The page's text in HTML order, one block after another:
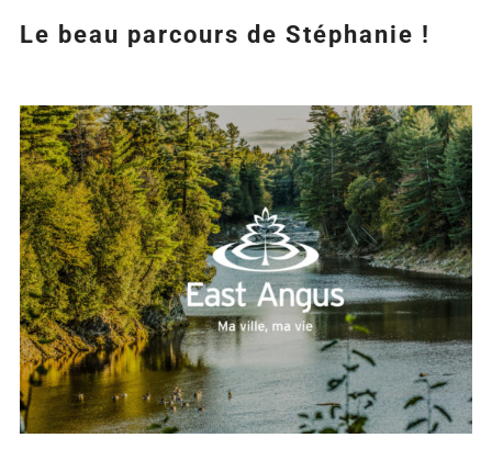
Le beau parcours de Stéphanie !
Agrandir
l&apos;image